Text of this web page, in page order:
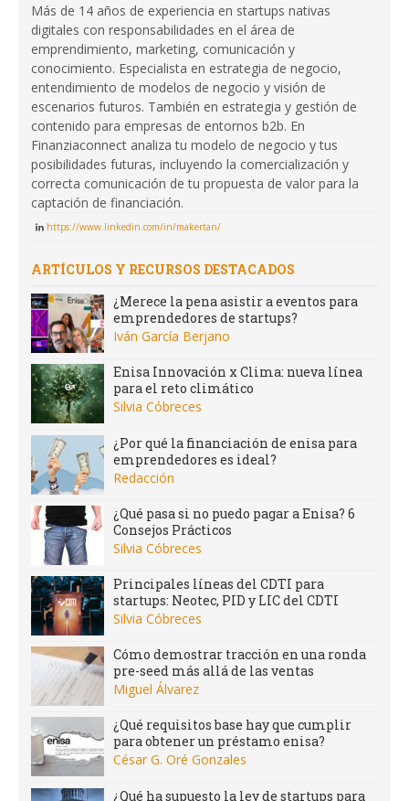
Más de 14 años de experiencia en startups nativas
digitales con responsabilidades en el área de
emprendimiento, marketing, comunicación y
conocimiento. Especialista en estrategia de negocio,
entendimiento de modelos de negocio y visión de
escenarios futuros. También en estrategia y gestión de
contenido para empresas de entornos b2b. En
Finanziaconnect analiza tu modelo de negocio y tus
posibilidades futuras, incluyendo la comercialización y
correcta comunicación de tu propuesta de valor para la
captación de financiación.
https://www.linkedin.com/in/makertan/
ARTÍCULOS Y RECURSOS DESTACADOS
¿Merece la pena asistir a eventos para
emprendedores de startups?
Iván García Berjano
Enisa Innovación x Clima: nueva línea
para el reto climático
Silvia Cóbreces
¿Por qué la financiación de enisa para
emprendedores es ideal?
Redacción
¿Qué pasa si no puedo pagar a Enisa? 6
Consejos Prácticos
Silvia Cóbreces
Principales líneas del CDTI para
startups: Neotec, PID y LIC del CDTI
Silvia Cóbreces
Cómo demostrar tracción en una ronda
pre-seed más allá de las ventas
Miguel Álvarez
¿Qué requisitos base hay que cumplir
para obtener un préstamo enisa?
César G. Oré Gonzales
¿Qué ha supuesto la ley de startups para